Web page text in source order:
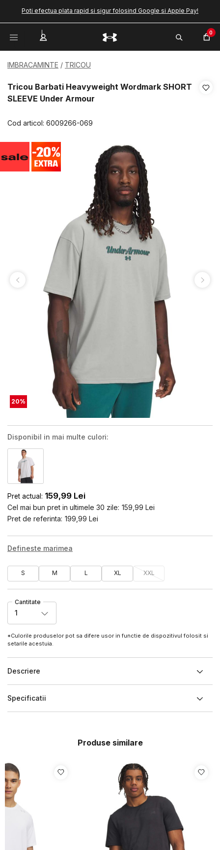
Poti efectua plata rapid si sigur folosind Google si Apple Pay!
0
IMBRACAMINTE TRICOU
Tricou Barbati Heavyweight Wordmark SHORT
SLEEVE Under Armour
Cod articol: 6009266-069
20%
Disponibil in mai multe culori:
Pret actual: 159,99 Lei
Cel mai bun pret in ultimele 30 zile: 159,99 Lei
Pret de referinta: 199,99 Lei
Defineste marimea
S M L XL XXL
Cantitate
1
*Culorile produselor pot sa difere usor in functie de dispozitivul folosit si
setarile acestuia.
Descriere
Specificatii
Produse similare